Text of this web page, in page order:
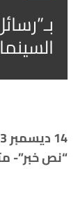
14 ديسمبر 2023
“نص خبر”-